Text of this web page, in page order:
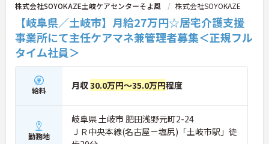
株式会社SOYOKAZE土岐ケアセンターそよ風 株式会社SOYOKAZE
【岐阜県／土岐市】月給27万円☆居宅介護支援
事業所にて主任ケアマネ兼管理者募集＜正規フル
タイム社員＞
給料 月収30.0万円～35.0万円程度
勤務地
岐阜県 土岐市 肥田浅野元町2-24
ＪＲ中央本線(名古屋－塩尻)「土岐市駅」徒